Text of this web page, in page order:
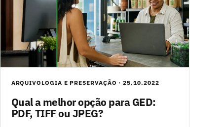
ARQUIVOLOGIA E PRESERVAÇÃO · 25.10.2022
Qual a melhor opção para GED:
PDF, TIFF ou JPEG?